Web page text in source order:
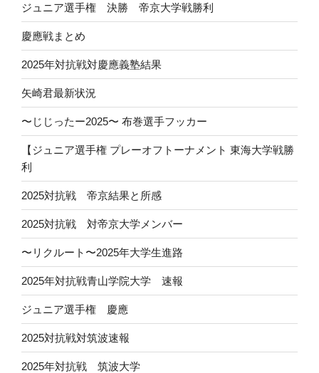
ジュニア選手権 決勝 帝京大学戦勝利
慶應戦まとめ
2025年対抗戦対慶應義塾結果
矢崎君最新状況
〜じじったー2025〜 布巻選手フッカー
【ジュニア選手権 プレーオフトーナメント 東海大学戦勝
利
2025対抗戦 帝京結果と所感
2025対抗戦 対帝京大学メンバー
〜リクルート〜2025年大学生進路
2025年対抗戦青山学院大学 速報
ジュニア選手権 慶應
2025対抗戦対筑波速報
2025年対抗戦 筑波大学